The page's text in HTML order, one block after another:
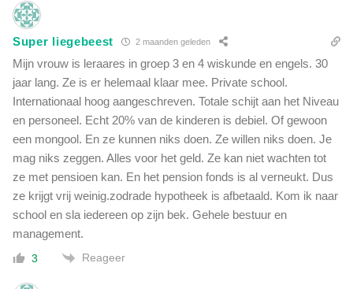
Super liegebeest 2 maanden geleden
Mijn vrouw is leraares in groep 3 en 4 wiskunde en engels. 30
jaar lang. Ze is er helemaal klaar mee. Private school.
Internationaal hoog aangeschreven. Totale schijt aan het Niveau
en personeel. Echt 20% van de kinderen is debiel. Of gewoon
een mongool. En ze kunnen niks doen. Ze willen niks doen. Je
mag niks zeggen. Alles voor het geld. Ze kan niet wachten tot
ze met pensioen kan. En het pension fonds is al verneukt. Dus
ze krijgt vrij weinig.zodrade hypotheek is afbetaald. Kom ik naar
school en sla iedereen op zijn bek. Gehele bestuur en
management.
3 Reageer